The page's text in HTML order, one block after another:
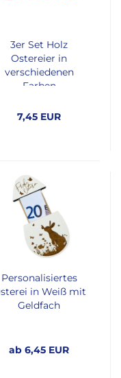
3er Set Holz
Ostereier in
verschiedenen
Farben
7,45 EUR
Personalisiertes
in Weiß mit
Geldfach
ab 6,45 EUR